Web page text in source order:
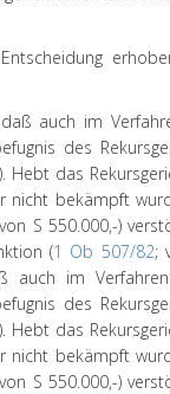
auch im
des
). Hebt das
nicht bekämpft
S 550.000,-)
(1 Ob 507/82;
auch im
des
). Hebt das
nicht bekämpft
S 550.000,-)